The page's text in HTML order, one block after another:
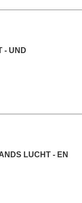
- UND
LUCHT - EN